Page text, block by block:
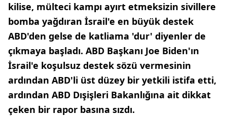
kilise, mülteci kampı ayırt etmeksizin sivillere
bomba yağdıran İsrail'e en büyük destek
ABD'den gelse de katliama 'dur' diyenler de
çıkmaya başladı. ABD Başkanı Joe Biden'ın
İsrail'e koşulsuz destek sözü vermesinin
ardından ABD'li üst düzey bir yetkili istifa etti,
ardından ABD Dışişleri Bakanlığına ait dikkat
çeken bir rapor basına sızdı.